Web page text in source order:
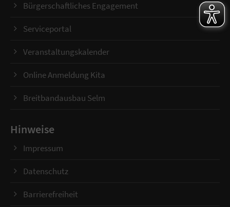
Bürgerschaftliches Engagement
Serviceportal
Veranstaltungskalender
Online Anmeldung Kita
Breitbandausbau Selm
Hinweise
Impressum
Datenschutz
Barrierefreiheit